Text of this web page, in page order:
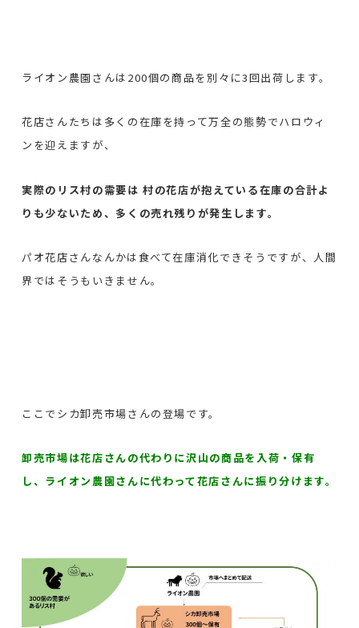
ライオン農園さんは200個の商品を別々に3回出荷します。
花店さんたちは多くの在庫を持って万全の態勢でハロウィ
ンを迎えますが、
実際のリス村の需要は 村の花店が抱えている在庫の合計よ
りも少ないため、多くの売れ残りが発生します。
パオ花店さんなんかは食べて在庫消化できそうですが、人間
界ではそうもいきません。
ここでシカ卸売市場さんの登場です。
卸売市場は花店さんの代わりに沢山の商品を入荷・保有
し、ライオン農園さんに代わって花店さんに振り分けます。